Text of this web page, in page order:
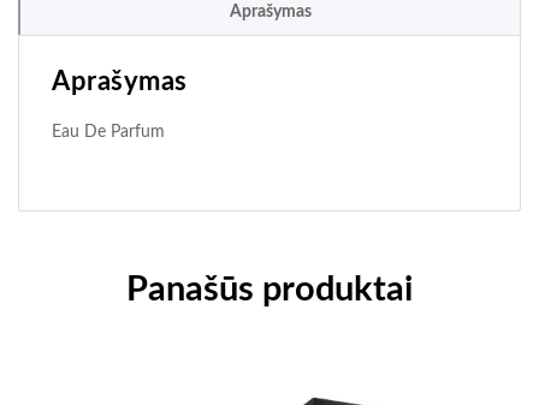
Aprašymas
Aprašymas
Eau De Parfum
Panašūs produktai